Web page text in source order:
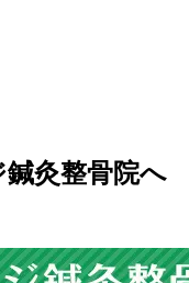
灸整骨院へ